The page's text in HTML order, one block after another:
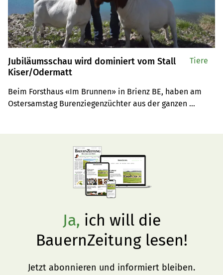
Jubiläumsschau wird dominiert vom Stall
Kiser/Odermatt
Beim Forsthaus «Im Brunnen» in Brienz BE, haben am
Ostersamstag Burenziegenzüchter aus der ganzen
Tiere
Ja, ich will die
BauernZeitung lesen!
Jetzt abonnieren und informiert bleiben.